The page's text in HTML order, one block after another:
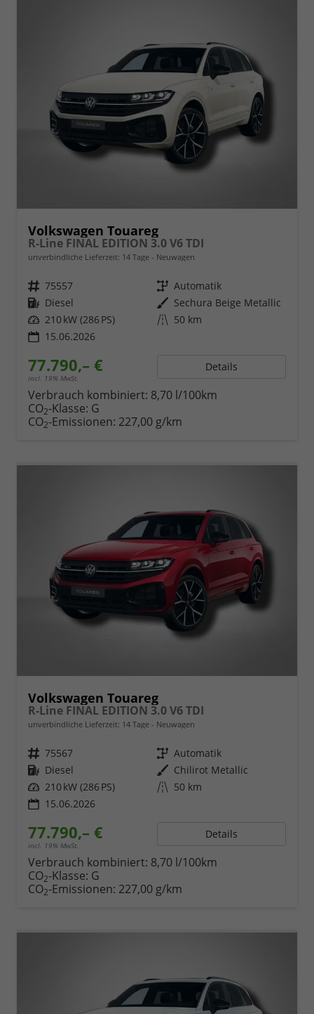
Volkswagen Touareg
R-Line FINAL EDITION 3.0 V6 TDI
unverbindliche Lieferzeit: 14 Tage Neuwagen
Fahrzeugnr. 75557 Getriebe Automatik
Kraftstoff Diesel Außenfarbe Sechura Beige Metallic
Leistung 210 kW (286 PS) Kilometerstand 50 km
15.06.2026
77.790,– €
incl. 19% MwSt.
Details
Verbrauch kombiniert: 8,70 l/100km
CO2-Klasse: G
CO2-Emissionen: 227,00 g/km
Volkswagen Touareg
R-Line FINAL EDITION 3.0 V6 TDI
unverbindliche Lieferzeit: 14 Tage Neuwagen
Fahrzeugnr. 75567 Getriebe Automatik
Kraftstoff Diesel Außenfarbe Chilirot Metallic
Leistung 210 kW (286 PS) Kilometerstand 50 km
15.06.2026
77.790,– €
incl. 19% MwSt.
Details
Verbrauch kombiniert: 8,70 l/100km
CO2-Klasse: G
CO2-Emissionen: 227,00 g/km